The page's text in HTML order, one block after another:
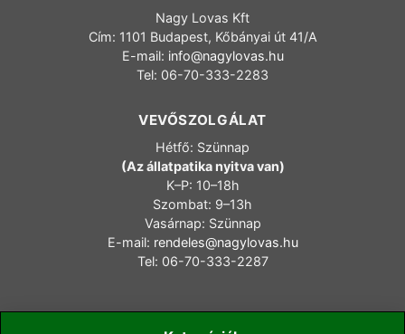
Nagy Lovas Kft
Cím: 1101 Budapest, Kőbányai út 41/A
E-mail: info@nagylovas.hu
Tel: 06-70-333-2283
VEVŐSZOLGÁLAT
Hétfő: Szünnap
(Az állatpatika nyitva van)
K–P: 10–18h
Szombat: 9–13h
Vasárnap: Szünnap
E-mail: rendeles@nagylovas.hu
Tel: 06-70-333-2287